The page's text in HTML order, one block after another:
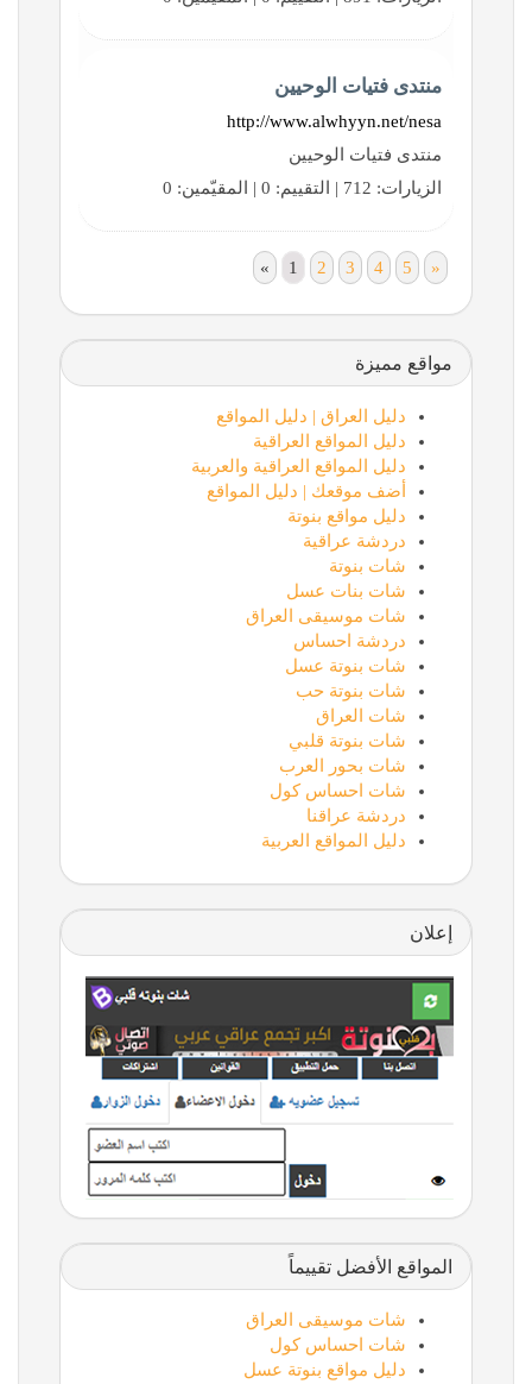
منتدى فتيات الوحيين
http://www.alwhyyn.net/nesa
منتدى فتيات الوحيين
الزيارات: 712 | التقييم: 0 | المقيّمين: 0
« 1 2 3 4 5 »
مواقع مميزة
دليل العراق | دليل المواقع
دليل المواقع العراقية
دليل المواقع العراقية والعربية
أضف موقعك | دليل المواقع
دليل مواقع بنوتة
دردشة عراقية
شات بنوتة
شات بنات عسل
شات موسيقى العراق
دردشة احساس
شات بنوتة عسل
شات بنوتة حب
شات العراق
شات بنوتة قلبي
شات بحور العرب
شات احساس كول
دردشة عراقنا
دليل المواقع العربية
إعلان
المواقع الأفضل تقييماً
شات موسيقى العراق
شات احساس كول
دليل مواقع بنوتة عسل